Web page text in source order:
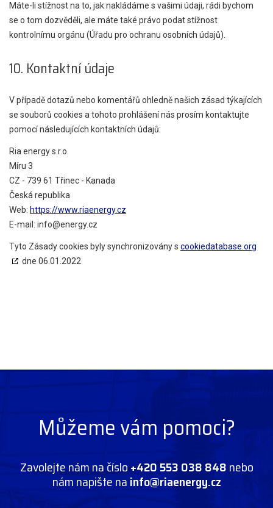
Máte-li stížnost na to, jak nakládáme s vašimi údaji, rádi bychom
se o tom dozvěděli, ale máte také právo podat stížnost
kontrolnímu orgánu (Úřadu pro ochranu osobních údajů).
10. Kontaktní údaje
V případě dotazů nebo komentářů ohledně našich zásad týkajících
se souborů cookies a tohoto prohlášení nás prosím kontaktujte
pomocí následujících kontaktních údajů:
Ria energy s.r.o.
Míru 3
CZ - 739 61 Třinec - Kanada
Česká republika
Web: https://www.riaenergy.cz
E-mail: info@energy.cz
Tyto Zásady cookies byly synchronizovány s cookiedatabase.org
dne 06.01.2022
Můžeme vám pomoci?
Zavolejte nám na číslo+420 553 038 848nebo
nám napište nainfo@riaenergy.cz